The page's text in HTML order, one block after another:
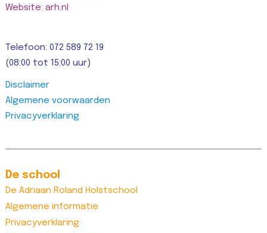
Website: arh.nl
Telefoon: 072 589 72 19
(08:00 tot 15:00 uur)
Disclaimer
Algemene voorwaarden
Privacyverklaring
De school
De Adriaan Roland Holstschool
Algemene informatie
Privacyverklaring